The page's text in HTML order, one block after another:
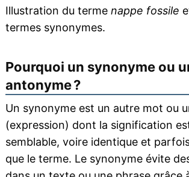
Illustration du terme nappe fossile
termes synonymes.
Pourquoi un synonyme ou
antonyme ?
Un synonyme est un autre mot ou
(expression) dont la signification
semblable, voire identique et
que le terme. Le synonyme évite